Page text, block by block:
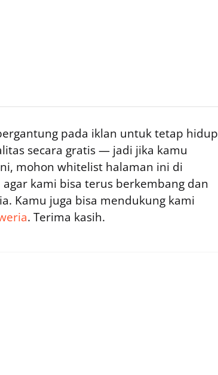
pada iklan untuk tetap hidup
secara gratis — jadi jika kamu
mohon whitelist halaman ini di
kami bisa terus berkembang dan
Kamu juga bisa mendukung kami
. Terima kasih.